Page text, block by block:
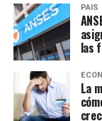
PAIS
las
La